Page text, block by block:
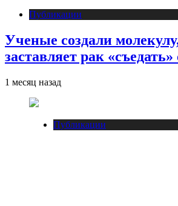
Публикации
Ученые создали
заставляет рак «съедать»
1 месяц назад
Публикации